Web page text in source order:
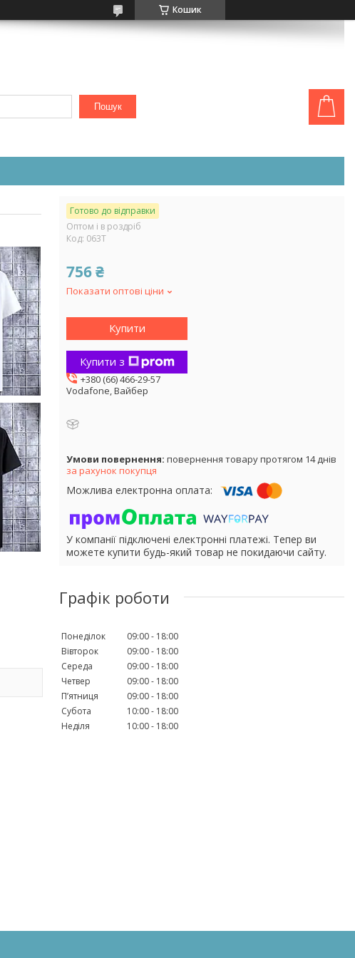
Кошик
Пошук
Готово до відправки
Оптом і в роздріб
Код: 063Т
756 ₴
Показати оптові ціни
Купити
Купити з
+380 (66) 466-29-57
Vodafone, Вайбер
повернення товару протягом 14 днів
за рахунок покупця
У компанії підключені електронні платежі. Тепер ви
можете купити будь-який товар не покидаючи сайту.
Графік роботи
Понеділок 09:00
18:00
Вівторок
09:00
18:00
Середа
09:00
18:00
Четвер
09:00
18:00
Пʼятниця
09:00
18:00
Субота
10:00
18:00
Неділя
10:00 18:00